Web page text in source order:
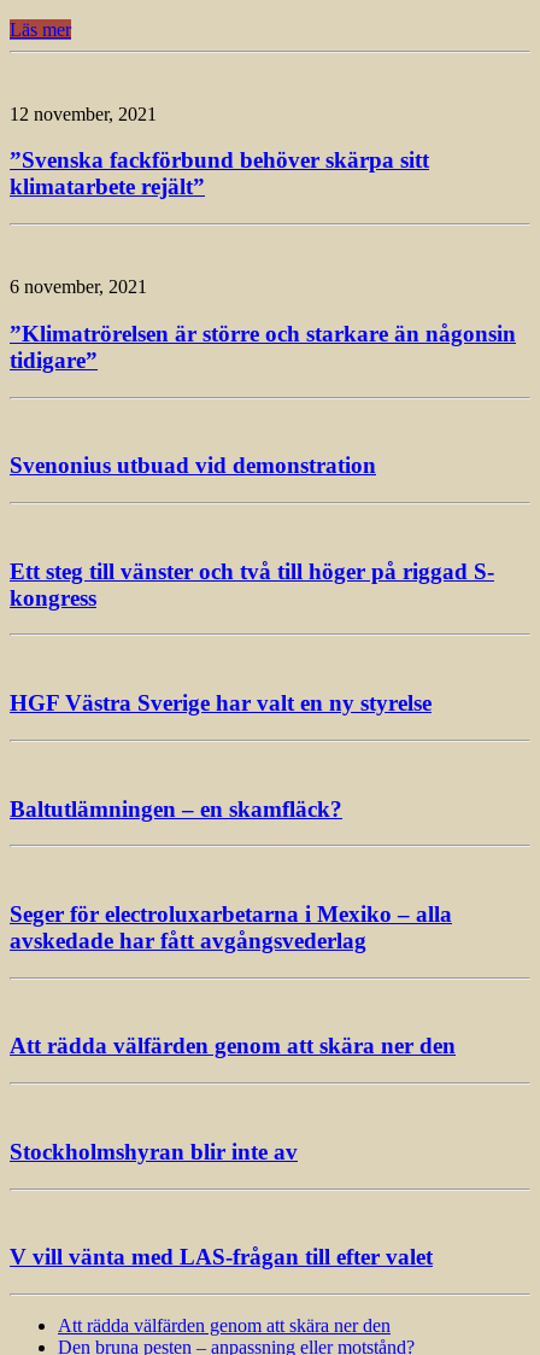
Läs mer
12 november, 2021
”Svenska fackförbund behöver skärpa sitt
klimatarbete rejält”
6 november, 2021
”Klimatrörelsen är större och starkare än någonsin
tidigare”
Svenonius utbuad vid demonstration
Ett steg till vänster och två till höger på riggad S-
kongress
HGF Västra Sverige har valt en ny styrelse
Baltutlämningen – en skamfläck?
Seger för electroluxarbetarna i Mexiko – alla
avskedade har fått avgångsvederlag
Att rädda välfärden genom att skära ner den
Stockholmshyran blir inte av
V vill vänta med LAS-frågan till efter valet
Att rädda välfärden genom att skära ner den
Den bruna pesten – anpassning eller motstånd?